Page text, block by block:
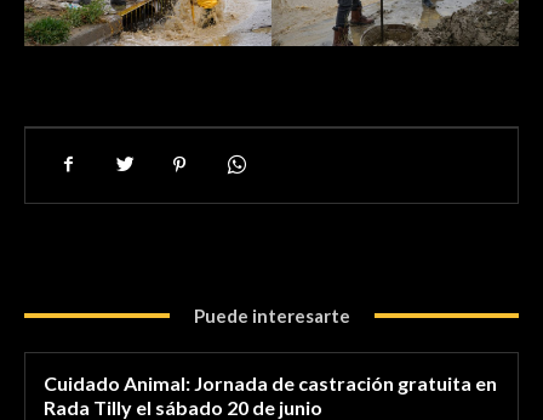
Puede interesarte
Cuidado Animal: Jornada de castración gratuita en
Rada Tilly el sábado 20 de junio